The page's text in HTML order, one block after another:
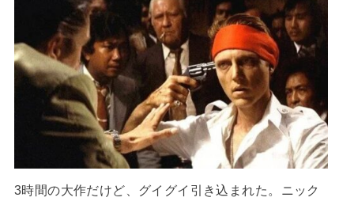
3時間の大作だけど、グイグイ引き込まれた。ニック